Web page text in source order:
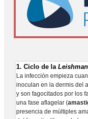
1. Ciclo de la
La infección empieza
inoculan en la dermis del
y son fagocitados por los
una fase aflagelar (
presencia de múltiples